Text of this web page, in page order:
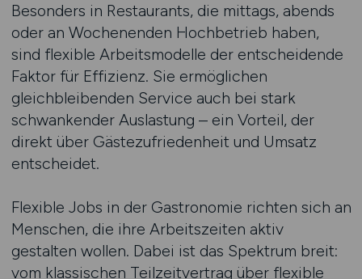
Besonders in Restaurants, die mittags, abends
oder an Wochenenden Hochbetrieb haben,
sind flexible Arbeitsmodelle der entscheidende
Faktor für Effizienz. Sie ermöglichen
gleichbleibenden Service auch bei stark
schwankender Auslastung – ein Vorteil, der
direkt über Gästezufriedenheit und Umsatz
entscheidet.
Flexible Jobs in der Gastronomie richten sich an
Menschen, die ihre Arbeitszeiten aktiv
gestalten wollen. Dabei ist das Spektrum breit:
vom klassischen Teilzeitvertrag über flexible